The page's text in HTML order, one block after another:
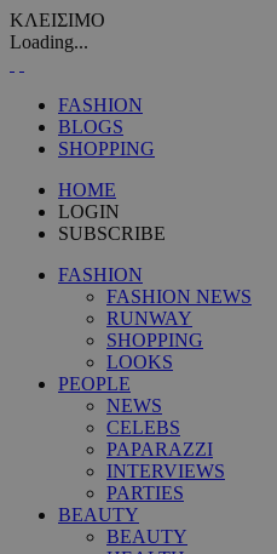
ΚΛΕΙΣΙΜΟ
Loading...
FASHION
BLOGS
SHOPPING
HOME
LOGIN
SUBSCRIBE
FASHION
FASHION NEWS
RUNWAY
SHOPPING
LOOKS
PEOPLE
NEWS
CELEBS
PAPARAZZI
INTERVIEWS
PARTIES
BEAUTY
BEAUTY